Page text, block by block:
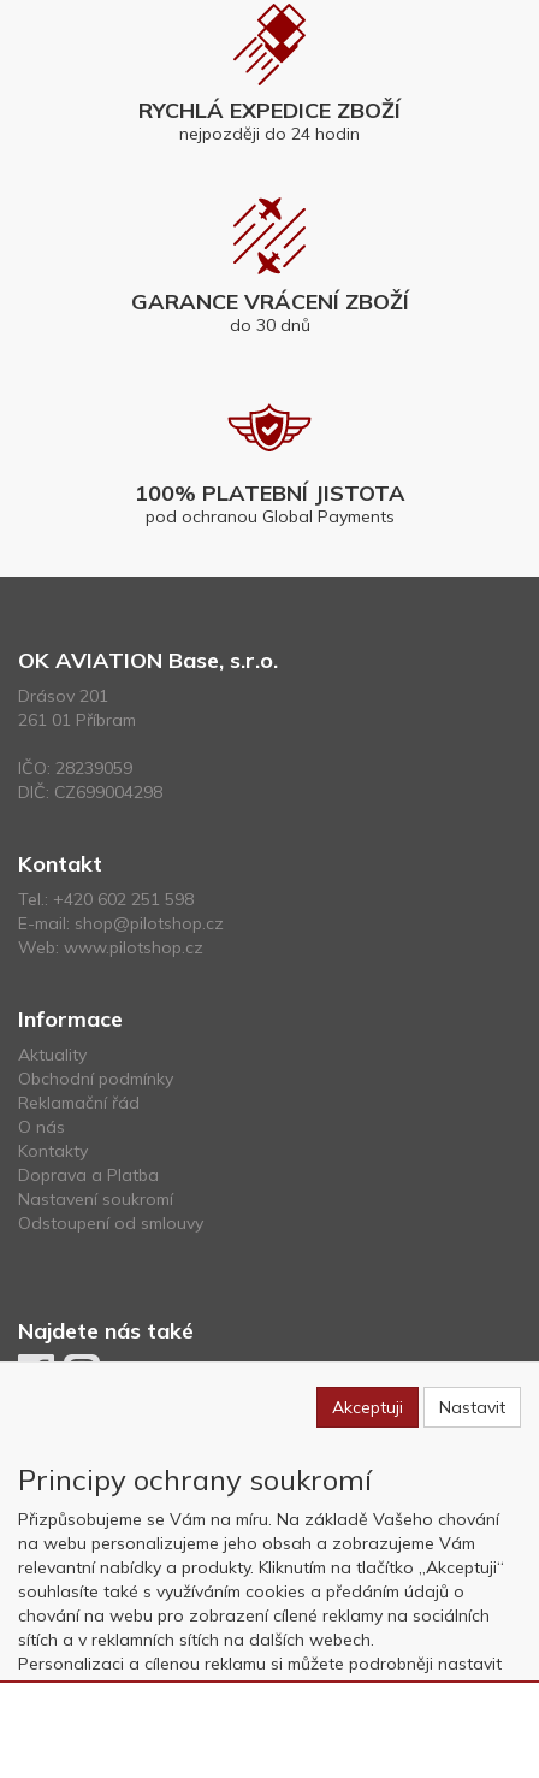
RYCHLÁ EXPEDICE ZBOŽÍ
nejpozději do 24 hodin
GARANCE VRÁCENÍ ZBOŽÍ
do 30 dnů
100% PLATEBNÍ JISTOTA
pod ochranou Global Payments
OK AVIATION Base, s.r.o.
Drásov 201
261 01 Příbram
IČO: 28239059
DIČ: CZ699004298
Kontakt
Tel.: +420 602 251 598
E-mail: shop@pilotshop.cz
Web: www.pilotshop.cz
Informace
Aktuality
Obchodní podmínky
Reklamační řád
O nás
Kontakty
Doprava a Platba
Nastavení soukromí
Odstoupení od smlouvy
Najdete nás také
Copyright © OK AVIATION Base, s.r.o. 2022, powered byABRA E-
shop
Akceptuji Nastavit
Principy ochrany soukromí
Přizpůsobujeme se Vám na míru. Na základě Vašeho chování
na webu personalizujeme jeho obsah a zobrazujeme Vám
relevantní nabídky a produkty. Kliknutím na tlačítko „Akceptuji“
souhlasíte také s využíváním cookies a předáním údajů o
chování na webu pro zobrazení cílené reklamy na sociálních
sítích a v reklamních sítích na dalších webech.
Personalizaci a cílenou reklamu si můžete podrobněji nastavit
nebo kdykoli vypnout po kliknutí na tlačítko „Nastavit“.